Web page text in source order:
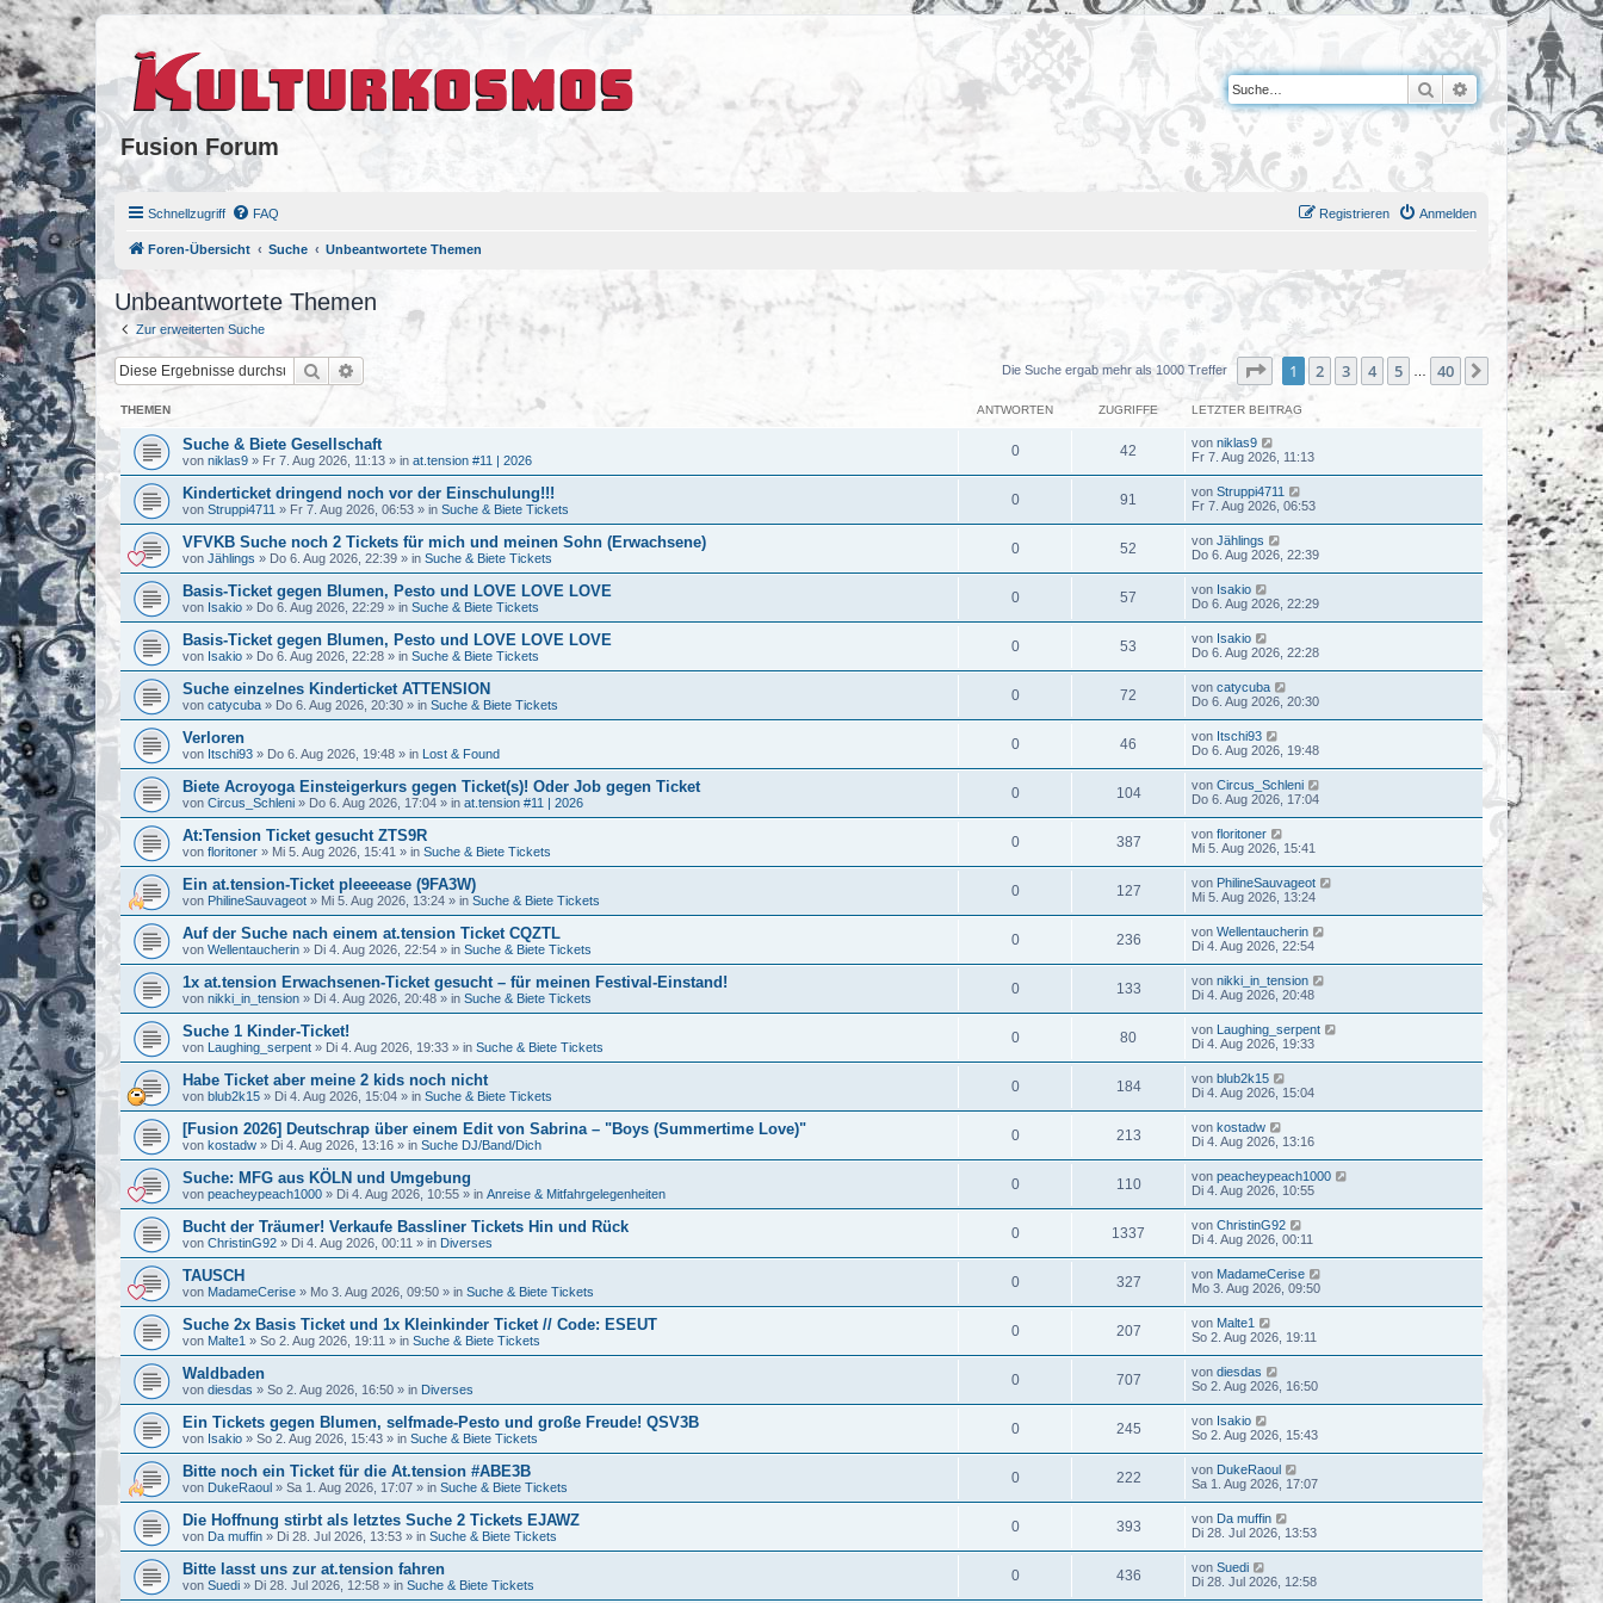
Fusion Forum
Suche Erweiterte Suche
Schnellzugriff FAQ Anmelden
Registrieren
Foren-Übersicht Suche Unbeantwortete Themen
Unbeantwortete Themen
Zur erweiterten Suche
Suche Erweiterte Suche Die Suche ergab mehr als 1000 Treffer Seite von40
1 2 3 4 5 40 Nächste
THEMEN ANTWORTEN ZUGRIFFE LETZTER BEITRAG
Suche & Biete Gesellschaft
von niklas9 » Fr 7. Aug 2026, 11:13 » in at.tension #11 | 2026
0 42 von niklas9
Fr 7. Aug 2026, 11:13
Kinderticket dringend noch vor der Einschulung!!!
von Struppi4711 » Fr 7. Aug 2026, 06:53 » in Suche & Biete Tickets
0 91 von Struppi4711
Fr 7. Aug 2026, 06:53
VFVKB Suche noch 2 Tickets für mich und meinen Sohn (Erwachsene)
von Jählings » Do 6. Aug 2026, 22:39 » in Suche & Biete Tickets
0 52 von Jählings
Do 6. Aug 2026, 22:39
Basis-Ticket gegen Blumen, Pesto und LOVE LOVE LOVE
von Isakio » Do 6. Aug 2026, 22:29 » in Suche & Biete Tickets
0 57 von Isakio
Do 6. Aug 2026, 22:29
Basis-Ticket gegen Blumen, Pesto und LOVE LOVE LOVE
von Isakio » Do 6. Aug 2026, 22:28 » in Suche & Biete Tickets
0 53 von Isakio
Do 6. Aug 2026, 22:28
Suche einzelnes Kinderticket ATTENSION
von catycuba » Do 6. Aug 2026, 20:30 » in Suche & Biete Tickets
0 72 von catycuba
Do 6. Aug 2026, 20:30
Verloren
von Itschi93 » Do 6. Aug 2026, 19:48 » in Lost & Found
0 46 von Itschi93
Do 6. Aug 2026, 19:48
Biete Acroyoga Einsteigerkurs gegen Ticket(s)! Oder Job gegen Ticket
von Circus_Schleni » Do 6. Aug 2026, 17:04 » in at.tension #11 | 2026
0 104 von Circus_Schleni
Do 6. Aug 2026, 17:04
At:Tension Ticket gesucht ZTS9R
von floritoner » Mi 5. Aug 2026, 15:41 » in Suche & Biete Tickets
0 387 von floritoner
Mi 5. Aug 2026, 15:41
Ein at.tension-Ticket pleeeease (9FA3W)
von PhilineSauvageot » Mi 5. Aug 2026, 13:24 » in Suche & Biete Tickets
0 127 von PhilineSauvageot
Mi 5. Aug 2026, 13:24
Auf der Suche nach einem at.tension Ticket CQZTL
von Wellentaucherin » Di 4. Aug 2026, 22:54 » in Suche & Biete Tickets
0 236 von Wellentaucherin
Di 4. Aug 2026, 22:54
1x at.tension Erwachsenen-Ticket gesucht – für meinen Festival-Einstand!
von nikki_in_tension » Di 4. Aug 2026, 20:48 » in Suche & Biete Tickets
0 133 von nikki_in_tension
Di 4. Aug 2026, 20:48
Suche 1 Kinder-Ticket!
von Laughing_serpent » Di 4. Aug 2026, 19:33 » in Suche & Biete Tickets
0 80 von Laughing_serpent
Di 4. Aug 2026, 19:33
Habe Ticket aber meine 2 kids noch nicht
von blub2k15 » Di 4. Aug 2026, 15:04 » in Suche & Biete Tickets
0 184 von blub2k15
Di 4. Aug 2026, 15:04
[Fusion 2026] Deutschrap über einem Edit von Sabrina – "Boys (Summertime Love)"
von kostadw » Di 4. Aug 2026, 13:16 » in Suche DJ/Band/Dich
0 213 von kostadw
Di 4. Aug 2026, 13:16
Suche: MFG aus KÖLN und Umgebung
von peacheypeach1000 » Di 4. Aug 2026, 10:55 » in Anreise & Mitfahrgelegenheiten
0 110 von peacheypeach1000
Di 4. Aug 2026, 10:55
Bucht der Träumer! Verkaufe Bassliner Tickets Hin und Rück
von ChristinG92 » Di 4. Aug 2026, 00:11 » in Diverses
0 1337 von ChristinG92
Di 4. Aug 2026, 00:11
TAUSCH
von MadameCerise » Mo 3. Aug 2026, 09:50 » in Suche & Biete Tickets
0 327 von MadameCerise
Mo 3. Aug 2026, 09:50
Suche 2x Basis Ticket und 1x Kleinkinder Ticket // Code: ESEUT
von Malte1 » So 2. Aug 2026, 19:11 » in Suche & Biete Tickets
0 207 von Malte1
So 2. Aug 2026, 19:11
Waldbaden
von diesdas » So 2. Aug 2026, 16:50 » in Diverses
0 707 von diesdas
So 2. Aug 2026, 16:50
Ein Tickets gegen Blumen, selfmade-Pesto und große Freude! QSV3B
von Isakio » So 2. Aug 2026, 15:43 » in Suche & Biete Tickets
0 245 von Isakio
So 2. Aug 2026, 15:43
Bitte noch ein Ticket für die At.tension #ABE3B
von DukeRaoul » Sa 1. Aug 2026, 17:07 » in Suche & Biete Tickets
0 222 von DukeRaoul
Sa 1. Aug 2026, 17:07
Die Hoffnung stirbt als letztes Suche 2 Tickets EJAWZ
von Da muffin » Di 28. Jul 2026, 13:53 » in Suche & Biete Tickets
0 393 von Da muffin
Di 28. Jul 2026, 13:53
Bitte lasst uns zur at.tension fahren
von Suedi » Di 28. Jul 2026, 12:58 » in Suche & Biete Tickets
0 436 von Suedi
Di 28. Jul 2026, 12:58